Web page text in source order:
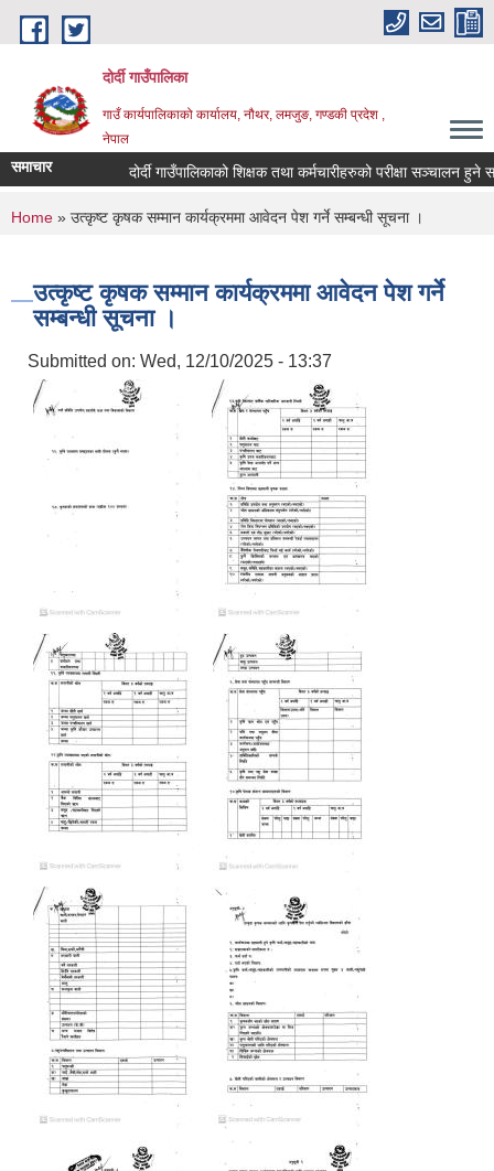
Skip to main content
दोर्दी गाउँपालिका
गाउँ कार्यपालिकाको कार्यालय, नौथर, लमजुङ, गण्डकी प्रदेश ,
नेपाल
समाचार दोर्दी गाउँपालिकाको शिक्षक तथा कर्मचारीहरुको परीक्षा सञ्चालन हुने
You are here
Home » उत्कृष्ट कृषक सम्मान कार्यक्रममा आवेदन पेश गर्ने सम्बन्धी सूचना ।
उत्कृष्ट कृषक सम्मान कार्यक्रममा आवेदन पेश गर्ने
सम्बन्धी सूचना ।
Submitted on: Wed, 12/10/2025 - 13:37